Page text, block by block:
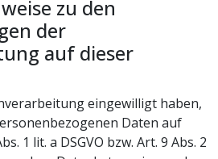
zu den
der
auf dieser
eingewilligt haben,
Daten auf
1 lit. a DSGVO bzw. Art. 9 Abs. 2